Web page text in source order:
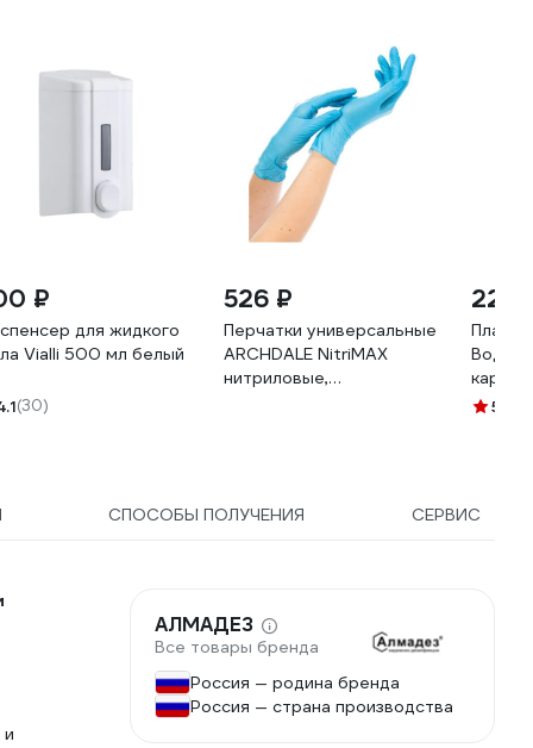
₽
для жидкого
Vialli 500 мл белый
(30)
526 ₽
Перчатки универсальные
ARCHDALE NitriMAX
нитриловые,
229
шт.5
СПОСОБЫ ПОЛУЧЕНИЯ СЕРВИС
АЛМАДЕЗ
Все товары бренда
Россия — родина бренда
Россия — страна производства